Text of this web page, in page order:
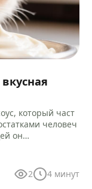
который част
человеч
он…
2 4 минут